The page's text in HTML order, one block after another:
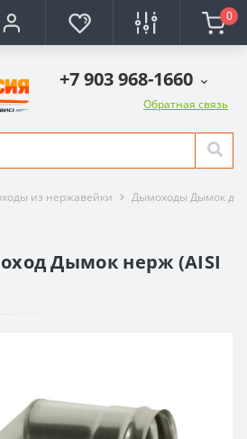
0
+7 903 968-1660
Обратная связь
из нержавейки Дымоходы Дымок
Дымок нерж (AISI